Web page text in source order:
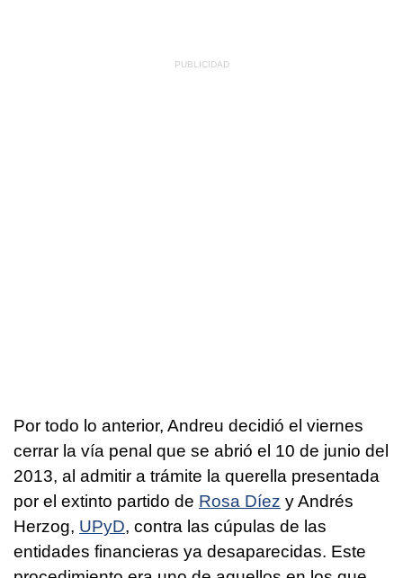
Por todo lo anterior, Andreu decidió el viernes
cerrar la vía penal que se abrió el 10 de junio del
2013, al admitir a trámite la querella presentada
por el extinto partido de Rosa Díez y Andrés
Herzog, UPyD, contra las cúpulas de las
entidades financieras ya desaparecidas. Este